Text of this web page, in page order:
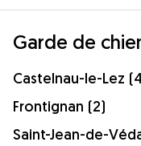
Garde de
Castelnau-le-Lez
Frontignan (2)
Saint-Jean-de-